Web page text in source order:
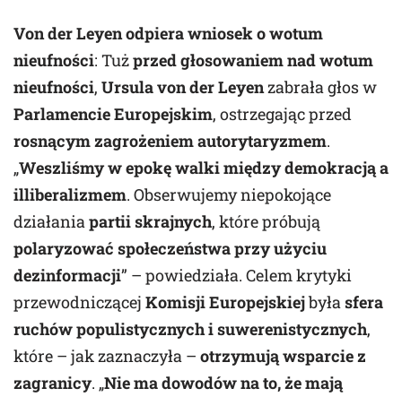
Von der Leyen odpiera wniosek o wotum
nieufności: Tużprzed głosowaniem nad wotum
nieufności, Ursula von der Leyenzabrała głos w
Parlamencie Europejskim, ostrzegając przed
rosnącym zagrożeniem autorytaryzmem.
„Weszliśmy w epokę walki między demokracją a
illiberalizmem. Obserwujemy niepokojące
działania partii skrajnych, które próbują
polaryzować społeczeństwa przy użyciu
dezinformacji” – powiedziała. Celem krytyki
przewodniczącej Komisji Europejskiejbyła sfera
ruchów populistycznych i suwerenistycznych,
które – jak zaznaczyła – otrzymują wsparcie z
zagranicy. „Nie ma dowodów na to, że mają